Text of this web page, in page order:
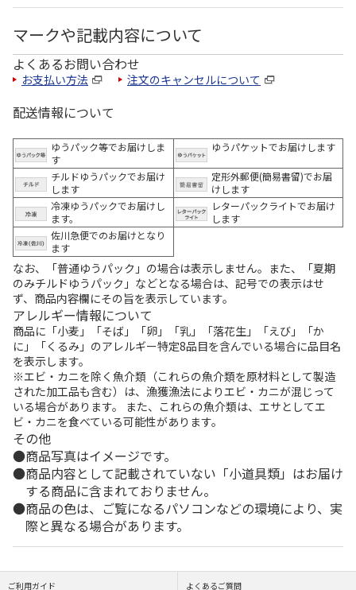
マークや記載内容について
よくあるお問い合わせ
お支払い方法 注文のキャンセルについて
配送情報について
ゆうパック等でお届けしま
す
ゆうパケットでお届けします
チルドゆうパックでお届け
します
定形外郵便(簡易書留)でお届
けします
冷凍ゆうパックでお届けし
ます。
レターパックライトでお届け
します
佐川急便でのお届けとなり
ます
なお、「普通ゆうパック」の場合は表示しません。また、「夏期
のみチルドゆうパック」などとなる場合は、記号での表示はせ
ず、商品内容欄にその旨を表示しています。
アレルギー情報について
商品に「小麦」「そば」「卵」「乳」「落花生」「えび」「か
に」「くるみ」のアレルギー特定8品目を含んでいる場合に品目名
を表示します。
※エビ・カニを除く魚介類（これらの魚介類を原材料として製造
された加工品も含む）は、漁獲漁法によりエビ・カニが混じって
いる場合があります。 また、これらの魚介類は、エサとしてエ
ビ・カニを食べている可能性があります。
その他
商品写真はイメージです。
商品内容として記載されていない「小道具類」はお届け
する商品に含まれておりません。
商品の色は、ご覧になるパソコンなどの環境により、実
際と異なる場合があります。
ご利用ガイド よくあるご質問